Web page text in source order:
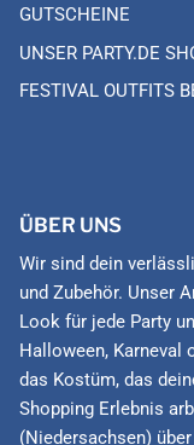
GUTSCHEINE
UNSER PARTY.DE
FESTIVAL OUTFITS
ÜBER UNS
Wir sind dein
und Zubehör. Unser
Look für jede Party
Halloween, Karneval
das Kostüm, das
Shopping Erlebnis
(Niedersachsen)